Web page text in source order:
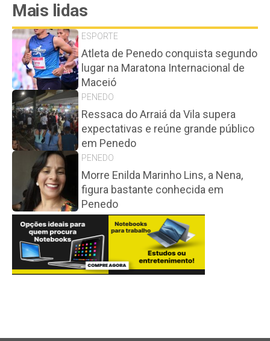
Mais lidas
ESPORTE
Atleta de Penedo conquista segundo
lugar na Maratona Internacional de
Maceió
PENEDO
Ressaca do Arraiá da Vila supera
expectativas e reúne grande público
em Penedo
PENEDO
Morre Enilda Marinho Lins, a Nena,
figura bastante conhecida em
Penedo